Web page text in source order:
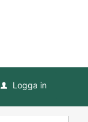
u Logga in